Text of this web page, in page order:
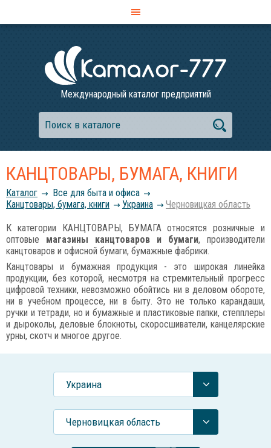
Международный каталог предприятий
КАНЦТОВАРЫ, БУМАГА, КНИГИ
Каталог
Все для быта и офиса
Канцтовары, бумага, книги
Украина Черновицкая область
К категории КАНЦТОВАРЫ, БУМАГА относятся розничные и
оптовые магазины канцтоваров и бумаги, производители
канцтоваров и офисной бумаги, бумажные фабрики.
Канцтовары и бумажная продукция - это широкая линейка
продукции, без которой, несмотря на стремительный прогресс
цифровой техники, невозможно обойтись ни в деловом обороте,
ни в учебном процессе, ни в быту. Это не только карандаши,
ручки и тетради, но и бумажные и пластиковые папки, степплеры
и дыроколы, деловые блокноты, скоросшиватели, канцелярские
урны, скотч и многое другое.
Украина
Черновицкая область